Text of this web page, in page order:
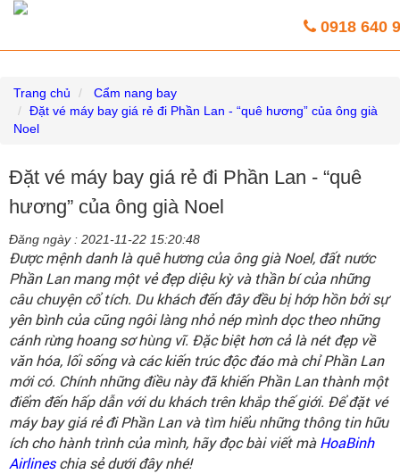
0918 640
Trang chủ
Cẩm nang bay
Đặt vé máy bay giá rẻ đi Phần Lan - “quê hương” của ông già
Noel
Đặt vé máy bay giá rẻ đi Phần Lan - “quê
hương” của ông già Noel
Đăng ngày : 2021-11-22 15:20:48
Được mệnh danh là quê hương của ông già Noel, đất nước
Phần Lan mang một vẻ đẹp diệu kỳ và thần bí của những
câu chuyện cổ tích. Du khách đến đây đều bị hớp hồn bởi sự
yên bình của cũng ngôi làng nhỏ nép mình dọc theo những
cánh rừng hoang sơ hùng vĩ. Đặc biệt hơn cả là nét đẹp về
văn hóa, lối sống và các kiến trúc độc đáo mà chỉ Phần Lan
mới có. Chính những điều này đã khiến Phần Lan thành một
điểm đến hấp dẫn với du khách trên khắp thế giới. Để đặt vé
máy bay giá rẻ đi Phần Lan và tìm hiểu những thông tin hữu
ích cho hành trình của mình, hãy đọc bài viết màHoaBinh
Airlineschia sẻ dưới đây nhé!